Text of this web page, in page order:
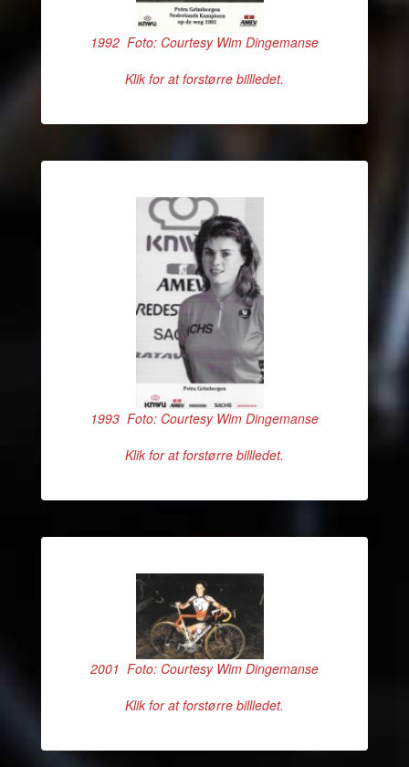
1992 Foto: Courtesy Wim Dingemanse
Klik for at forstørre billledet.
1993 Foto: Courtesy Wim Dingemanse
Klik for at forstørre billledet.
2001 Foto: Courtesy Wim Dingemanse
Klik for at forstørre billledet.